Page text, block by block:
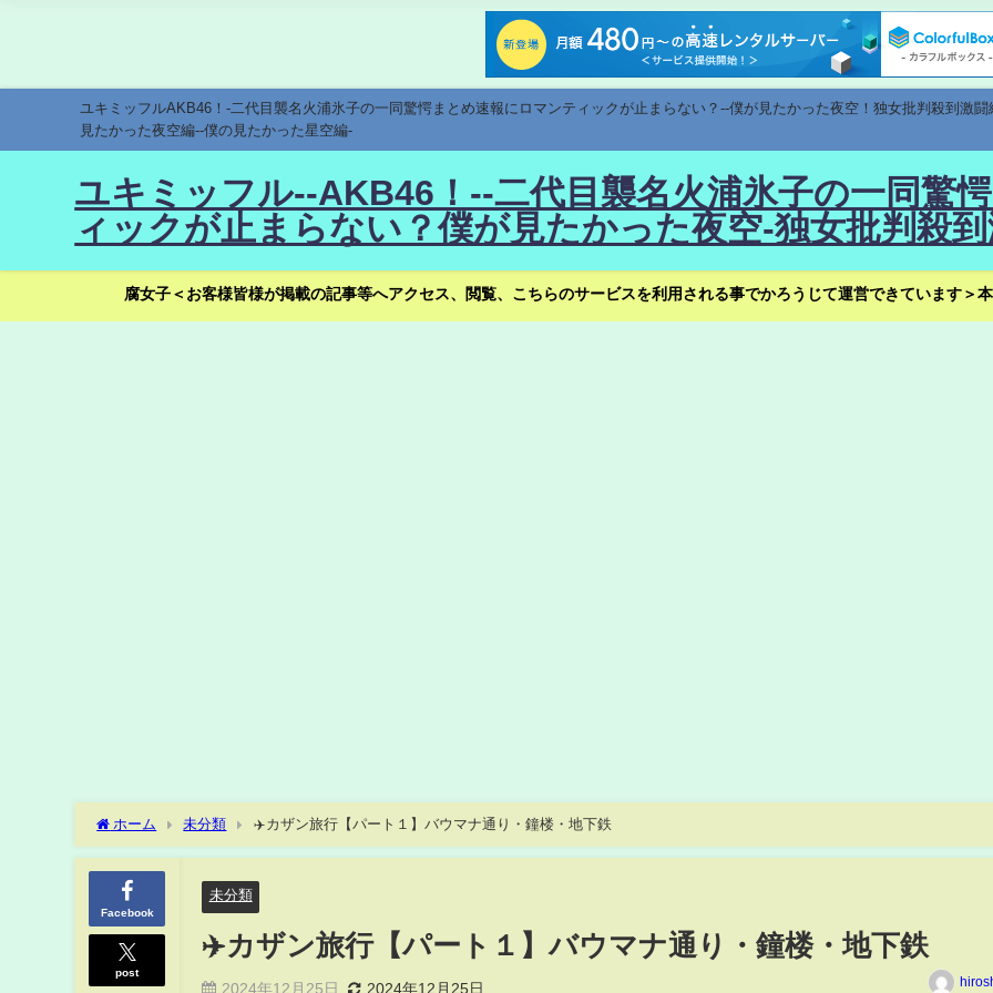
ユキミッフルAKB46！-二代目襲名火浦氷子の一同驚愕まとめ速報にロマンティックが止まらない？--僕が見たかった夜空！独女批判殺到激
見たかった夜空編--僕の見たかった星空編-
ユキミッフル--AKB46！--二代目襲名火浦氷子の一同驚
ィックが止まらない？僕が見たかった夜空-独女批判殺
腐女子＜お客様皆様が掲載の記事等へアクセス、閲覧、こちらのサービスを利用される事でかろうじて運営できています＞
ホーム 未分類 ✈️カザン旅行【パート１】バウマナ通り・鐘楼・地下鉄
Facebook
post
未分類
✈️カザン旅行【パート１】バウマナ通り・鐘楼・地下鉄
2024年12月25日 2024年12月25日